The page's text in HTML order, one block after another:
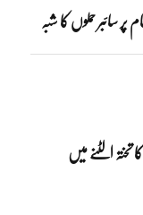
سائبر حملوں کا شبہ
الٹنے میں